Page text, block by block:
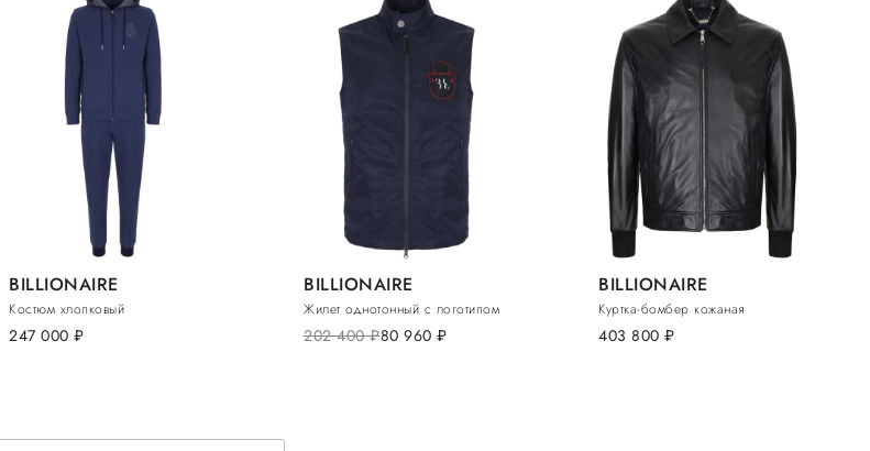
BILLIONAIRE
Костюм хлопковый
247 000 руб.
BILLIONAIRE
Жилет однотонный с логотипом
202 400руб.80 960 руб.
BILLIONAIRE
Куртка-бомбер кожаная
403 800 руб.